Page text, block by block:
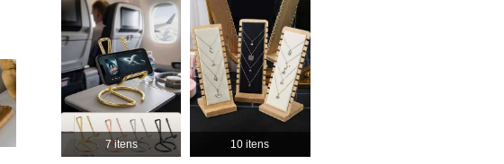
4,92 315 9.8K
4,92 315 9.8K
4,92
7 itens 10 itens